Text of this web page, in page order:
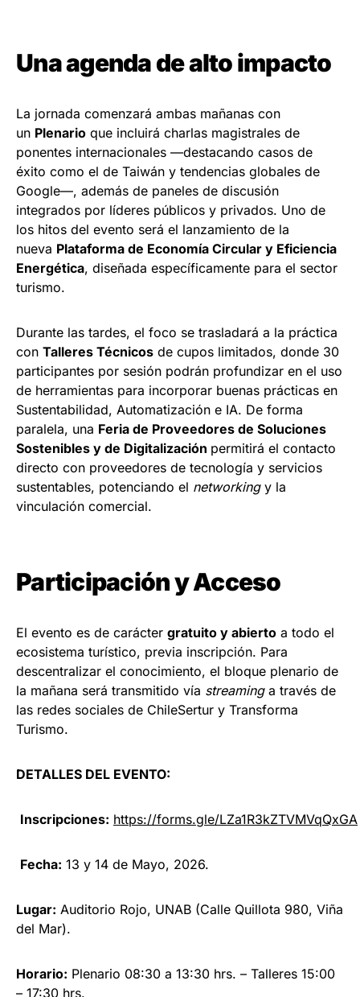
Una agenda de alto impacto
La jornada comenzará ambas mañanas con
un Plenario que incluirá charlas magistrales de
ponentes internacionales —destacando casos de
éxito como el de Taiwán y tendencias globales de
Google—, además de paneles de discusión
integrados por líderes públicos y privados. Uno de
los hitos del evento será el lanzamiento de la
nueva Plataforma de Economía Circular y Eficiencia
Energética, diseñada específicamente para el sector
turismo.
Durante las tardes, el foco se trasladará a la práctica
con Talleres Técnicos de cupos limitados, donde 30
participantes por sesión podrán profundizar en el uso
de herramientas para incorporar buenas prácticas en
Sustentabilidad, Automatización e IA. De forma
paralela, una Feria de Proveedores de Soluciones
Sostenibles y de Digitalización permitirá el contacto
directo con proveedores de tecnología y servicios
sustentables, potenciando el networkingy la
vinculación comercial.
Participación y Acceso
El evento es de carácter gratuito y abierto a todo el
ecosistema turístico, previa inscripción. Para
descentralizar el conocimiento, el bloque plenario de
la mañana será transmitido vía streaminga través de
las redes sociales de ChileSertur y Transforma
Turismo.
DETALLES DEL EVENTO:
Inscripciones: https://forms.gle/LZa1R3kZTVMVqQxGA
Fecha: 13 y 14 de Mayo, 2026.
Lugar: Auditorio Rojo, UNAB (Calle Quillota 980, Viña
del Mar).
Horario: Plenario 08:30 a 13:30 hrs. – Talleres 15:00
– 17:30 hrs.